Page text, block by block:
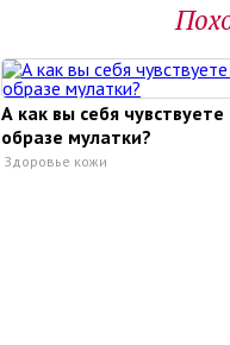
А как вы себя чувствуете
образе мулатки?
Здоровье кожи